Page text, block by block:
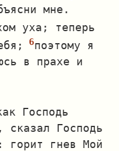
мне.
уха; теперь
поэтому я
в прахе и
Господь
сказал Господь
горит гнев Мой